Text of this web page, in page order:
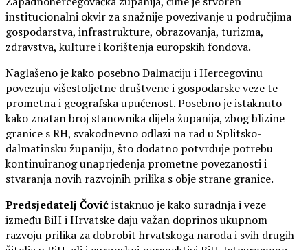
institucionalni okvir za snažnije povezivanje u područjima
gospodarstva, infrastrukture, obrazovanja, turizma,
zdravstva, kulture i korištenja europskih fondova.
Naglašeno je kako posebno Dalmaciju i Hercegovinu
povezuju višestoljetne društvene i gospodarske veze te
prometna i geografska upućenost. Posebno je istaknuto
kako znatan broj stanovnika dijela županija, zbog blizine
granice s RH, svakodnevno odlazi na rad u Splitsko-
dalmatinsku županiju, što dodatno potvrđuje potrebu
kontinuiranog unaprjeđenja prometne povezanosti i
stvaranja novih razvojnih prilika s obje strane granice.
Predsjedatelj Čovićistaknuo je kako suradnja i veze
između BiH i Hrvatske daju važan doprinos ukupnom
razvoju prilika za dobrobit hrvatskoga naroda i svih drugih